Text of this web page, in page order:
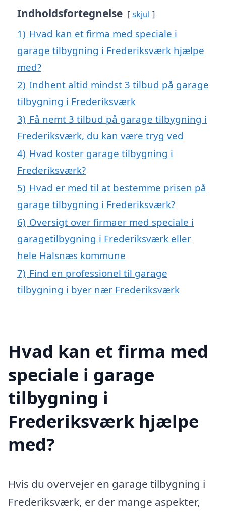
Indholdsfortegnelse skjul
1) Hvad kan et firma med speciale i
garage tilbygning i Frederiksværk hjælpe
med?
2) Indhent altid mindst 3 tilbud på garage
tilbygning i Frederiksværk
3) Få nemt 3 tilbud på garage tilbygning i
Frederiksværk, du kan være tryg ved
4) Hvad koster garage tilbygning i
Frederiksværk?
5) Hvad er med til at bestemme prisen på
garage tilbygning i Frederiksværk?
6) Oversigt over firmaer med speciale i
garagetilbygning i Frederiksværk eller
hele Halsnæs kommune
7) Find en professionel til garage
tilbygning i byer nær Frederiksværk
Hvad kan et firma med
speciale i garage
tilbygning i
Frederiksværk hjælpe
med?
Hvis du overvejer en garage tilbygning i
Frederiksværk, er der mange aspekter,